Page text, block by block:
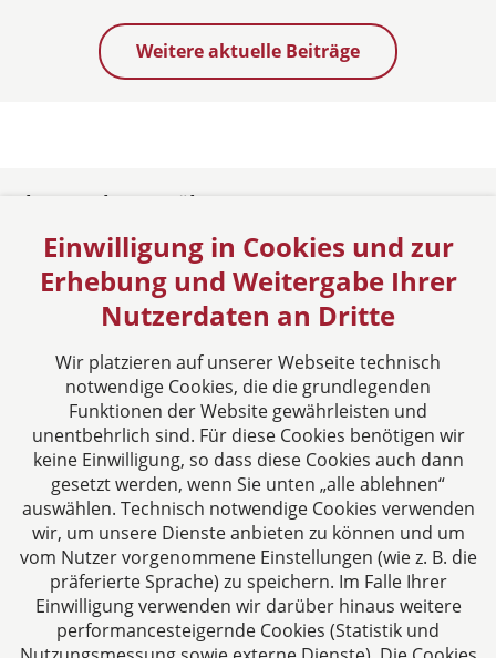
Weitere aktuelle Beiträge
rbo - Rechtsanwälte
Oldenburg
Sieben Berge 37
26125 Oldenburg
Deutschland
Tel: +49 441 921730
Fax: +49 441 12629
E-Mail:info@rbo-rechtsanwaelte.de
Folgen Sie uns auf
Das europäische Kanzlei-Netzwerk
Einwilligung in Cookies und zur
Erhebung und Weitergabe Ihrer
Nutzerdaten an Dritte
Wir platzieren auf unserer Webseite technisch
notwendige Cookies, die die grundlegenden
Funktionen der Website gewährleisten und
unentbehrlich sind. Für diese Cookies benötigen wir
keine Einwilligung, so dass diese Cookies auch dann
gesetzt werden, wenn Sie unten „alle ablehnen“
auswählen. Technisch notwendige Cookies verwenden
wir, um unsere Dienste anbieten zu können und um
vom Nutzer vorgenommene Einstellungen (wie z. B. die
präferierte Sprache) zu speichern. Im Falle Ihrer
Einwilligung verwenden wir darüber hinaus weitere
performancesteigernde Cookies (Statistik und